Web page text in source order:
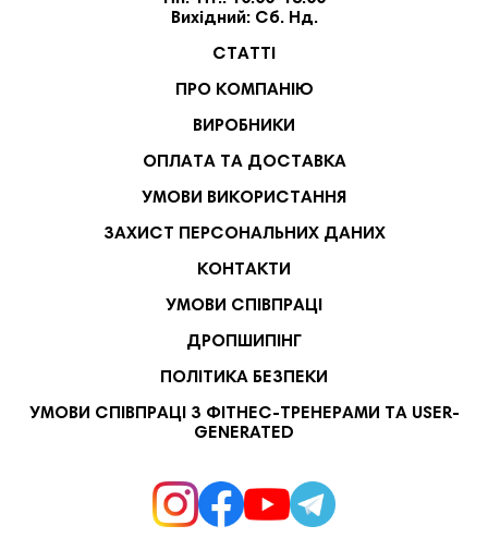
Вихідний: Сб. Нд.
СТАТТІ
ПРО КОМПАНІЮ
ВИРОБНИКИ
ОПЛАТА ТА ДОСТАВКА
УМОВИ ВИКОРИСТАННЯ
ЗАХИСТ ПЕРСОНАЛЬНИХ ДАНИХ
КОНТАКТИ
УМОВИ СПІВПРАЦІ
ДРОПШИПІНГ
ПОЛІТИКА БЕЗПЕКИ
УМОВИ СПІВПРАЦІ З ФІТНЕС-ТРЕНЕРАМИ ТА USER-
GENERATED